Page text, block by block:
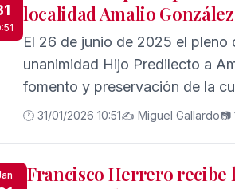
localidad Amalio
El 26 de junio de 2025 el
unanimidad Hijo Predilecto a
fomento y preservación de la
🕐 31/01/2026 10:51✍️ Miguel Gallardo📷
Francisco Herrero recibe